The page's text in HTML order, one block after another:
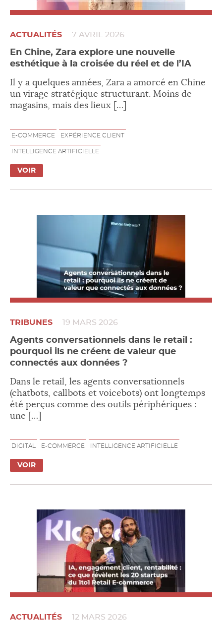
ACTUALITÉS 7 AVRIL 2026
En Chine, Zara explore une nouvelle
esthétique à la croisée du réel et de l’IA
Il y a quelques années, Zara a amorcé en Chine
un virage stratégique structurant. Moins de
magasins, mais des lieux […]
E-COMMERCE EXPÉRIENCE CLIENT
INTELLIGENCE ARTIFICIELLE
VOIR
TRIBUNES 19 MARS 2026
Agents conversationnels dans le retail :
pourquoi ils ne créent de valeur que
connectés aux données ?
Dans le retail, les agents conversationnels
(chatbots, callbots et voicebots) ont longtemps
été perçus comme des outils périphériques :
une […]
DIGITAL E-COMMERCE INTELLIGENCE ARTIFICIELLE
VOIR
ACTUALITÉS 12 MARS 2026